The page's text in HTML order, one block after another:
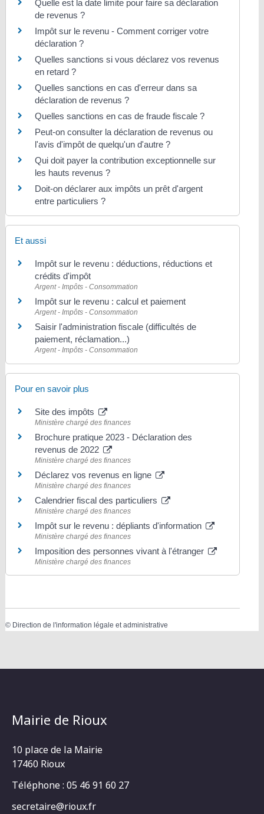
Quelle est la date limite pour faire sa déclaration
de revenus ?
Impôt sur le revenu - Comment corriger votre
déclaration ?
Quelles sanctions si vous déclarez vos revenus
en retard ?
Quelles sanctions en cas d'erreur dans sa
déclaration de revenus ?
Quelles sanctions en cas de fraude fiscale ?
Peut-on consulter la déclaration de revenus ou
l'avis d'impôt de quelqu'un d'autre ?
Qui doit payer la contribution exceptionnelle sur
les hauts revenus ?
Doit-on déclarer aux impôts un prêt d'argent
entre particuliers ?
Et aussi
Impôt sur le revenu : déductions, réductions et
crédits d'impôt
Argent - Impôts - Consommation
Impôt sur le revenu : calcul et paiement
Argent - Impôts - Consommation
Saisir l'administration fiscale (difficultés de
paiement, réclamation...)
Argent - Impôts - Consommation
Pour en savoir plus
Site des impôts
Ministère chargé des finances
Brochure pratique 2023 - Déclaration des
revenus de 2022
Ministère chargé des finances
Déclarez vos revenus en ligne
Ministère chargé des finances
Calendrier fiscal des particuliers
Ministère chargé des finances
Impôt sur le revenu : dépliants d'information
Ministère chargé des finances
Imposition des personnes vivant à l'étranger
Ministère chargé des finances
© Direction de l'information légale et administrative
Mairie de Rioux
10 place de la Mairie
17460 Rioux
Téléphone : 05 46 91 60 27
secretaire@rioux.fr